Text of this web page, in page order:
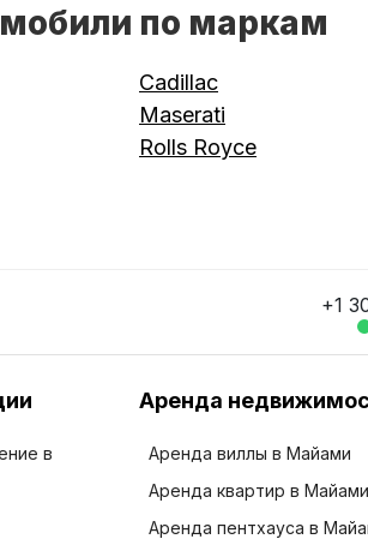
по маркам
Cadillac
Maserati
Rolls Royce
+1
в
Аренда
Аренда виллы в Майами
Аренда квартир в Майами
Аренда пентхауса в